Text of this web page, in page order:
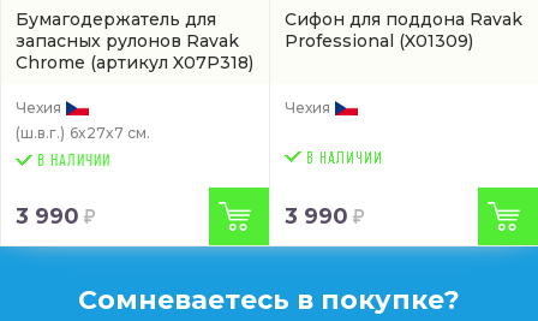
Бумагодержатель для
запасных рулонов Ravak
Chrome (артикул X07P318)
Чехия
(ш.в.г.) 6x27x7 см.
В НАЛИЧИИ
3 990
Сифон для поддона Ravak
Professional (X01309)
Чехия
3 990
Сомневаетесь в покупке?